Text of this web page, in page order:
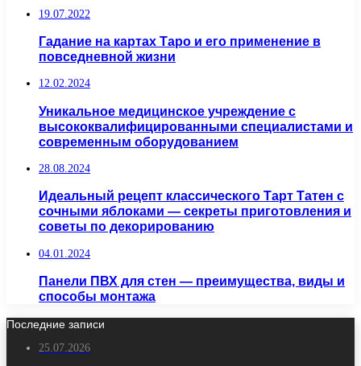
19.07.2022
Гадание на картах Таро и его применение в
повседневной жизни
12.02.2024
Уникальное медицинское учреждение с
высококвалифицированными специалистами и
современным оборудованием
28.08.2024
Идеальный рецепт классического Тарт Татен с
сочными яблоками — секреты приготовления и
советы по декорированию
04.01.2024
Панели ПВХ для стен — преимущества, виды и
способы монтажа
Последние записи
25.07.2026